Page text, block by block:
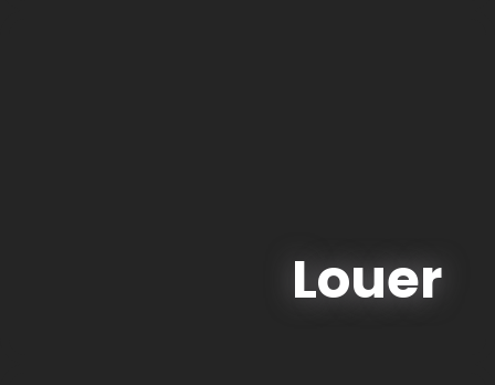
Louer